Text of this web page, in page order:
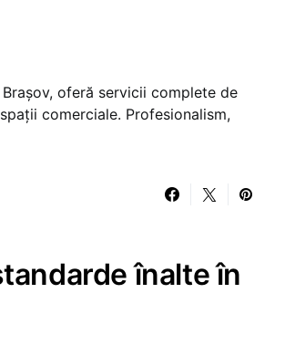
oferă servicii complete de
comerciale. Profesionalism,
înalte în